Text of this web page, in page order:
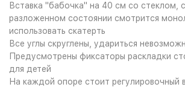
Вставка "бабочка" на 40 см со стеклом,
разложенном состоянии смотрится
использовать скатерть
Все углы скруглены, удариться
Предусмотрены фиксаторы раскладки
для детей
На каждой опоре стоит регулировочный